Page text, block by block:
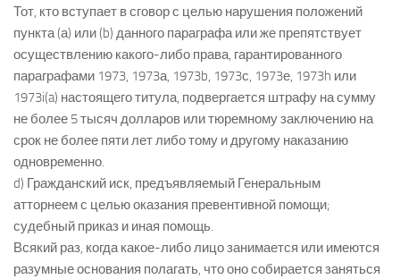
Тот, кто вступает в сговор с целью нарушения положений
пункта (а) или (b) данного параграфа или же препятствует
осуществлению какого-либо права, гарантированного
параграфами 1973, 1973а, 1973b, 1973с, 1973е, 1973h или
1973i(a) настоящего титула, подвергается штрафу на сумму
не более 5 тысяч долларов или тюремному заключению на
срок не более пяти лет либо тому и другому наказанию
одновременно.
d) Гражданский иск, предъявляемый Генеральным
атторнеем с целью оказания превентивной помощи;
судебный приказ и иная помощь.
Всякий раз, когда какое-либо лицо занимается или имеются
разумные основания полагать, что оно собирается заняться